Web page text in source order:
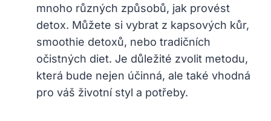
mnoho různých způsobů, jak provést
detox. Můžete si vybrat z kapsových kůr,
smoothie detoxů, nebo tradičních
očistných diet. Je důležité zvolit metodu,
která bude nejen účinná, ale také vhodná
pro váš životní styl a potřeby.